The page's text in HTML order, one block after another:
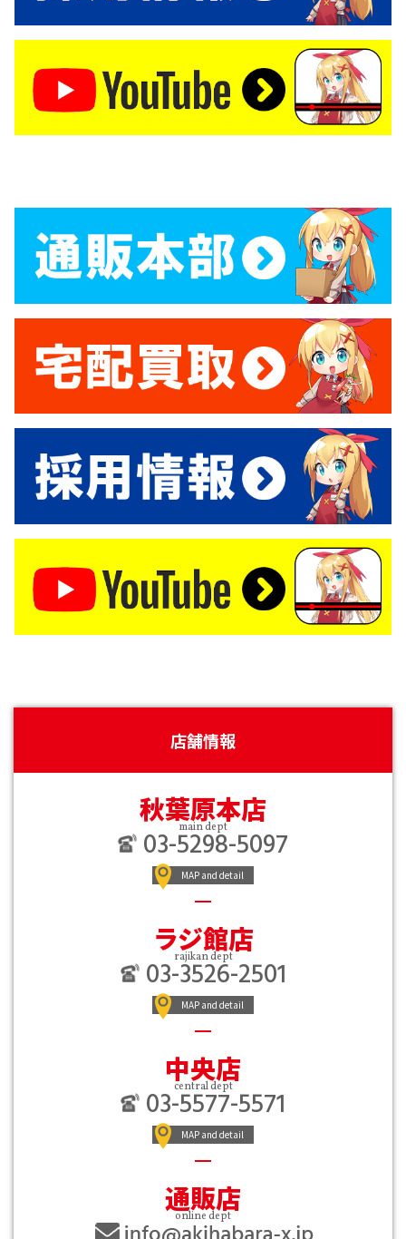
店舗情報
秋葉原本店
main dept
03-5298-5097
MAP and detail
ラジ館店
rajikan dept
03-3526-2501
MAP and detail
中央店
central dept
03-5577-5571
MAP and detail
通販店
online dept